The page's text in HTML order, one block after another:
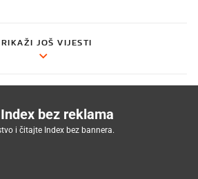
JOŠ VIJESTI
Index bez reklama
i čitajte Index bez bannera.